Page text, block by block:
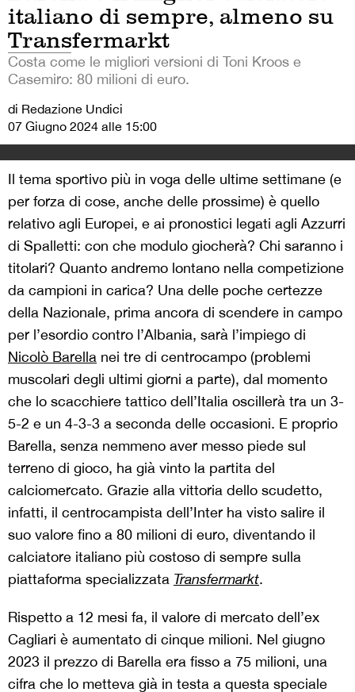
italiano di sempre, almeno su
Transfermarkt
Costa come le migliori versioni di Toni Kroos e
Casemiro: 80 milioni di euro.
di Redazione Undici
07 Giugno 2024 alle 15:00
Il tema sportivo più in voga delle ultime settimane (e
per forza di cose, anche delle prossime) è quello
relativo agli Europei, e ai pronostici legati agli Azzurri
di Spalletti: con che modulo giocherà? Chi saranno i
titolari? Quanto andremo lontano nella competizione
da campioni in carica? Una delle poche certezze
della Nazionale, prima ancora di scendere in campo
per l’esordio contro l’Albania, sarà l’impiego di
Nicolò Barella nei tre di centrocampo (problemi
muscolari degli ultimi giorni a parte), dal momento
che lo scacchiere tattico dell’Italia oscillerà tra un 3-
5-2 e un 4-3-3 a seconda delle occasioni. E proprio
Barella, senza nemmeno aver messo piede sul
terreno di gioco, ha già vinto la partita del
calciomercato. Grazie alla vittoria dello scudetto,
infatti, il centrocampista dell’Inter ha visto salire il
suo valore fino a 80 milioni di euro, diventando il
calciatore italiano più costoso di sempre sulla
piattaforma specializzata Transfermarkt.
Rispetto a 12 mesi fa, il valore di mercato dell’ex
Cagliari è aumentato di cinque milioni. Nel giugno
2023 il prezzo di Barella era fisso a 75 milioni, una
cifra che lo metteva già in testa a questa speciale